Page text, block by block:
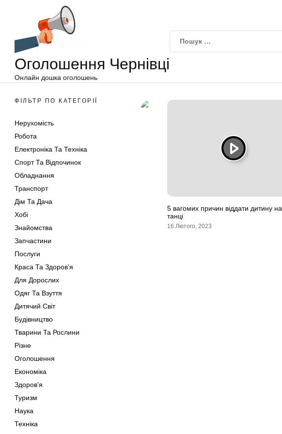
Оголошення Чернівці
Онлайн дошка оголошень
ФІЛЬТР ПО КАТЕГОРІЇ
Нерухомість
Робота
Електроніка Та Техніка
Спорт Та Відпочинок
Обладнання
Транспорт
Дім Та Дача
Хобі
Знайомства
Запчастини
Послуги
Краса Та Здоров'я
Для Дорослих
Одяг Та Взуття
Дитячий Світ
Будівництво
Тварини Та Рослини
Різне
Оголошення
Економіка
Здоров'я
Туризм
Наука
Техніка
5 вагомих причин віддати дитину на
танці
16 Лютого, 2023